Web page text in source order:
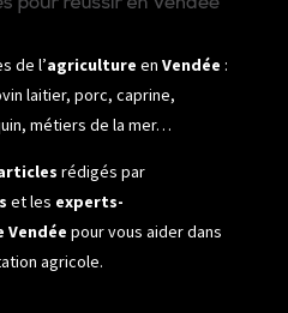
de l’agriculture en Vendée :
laitier, porc, caprine,
métiers de la mer…
rédigés par
et les experts-
Vendée pour vous aider dans
agricole.